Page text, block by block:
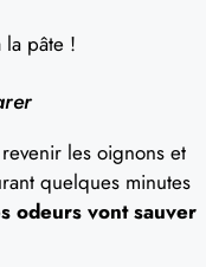
la pâte !
les oignons et
quelques minutes
odeurs vont sauver